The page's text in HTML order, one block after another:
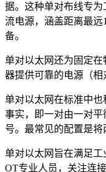
据。这种单对布线专
流电源，涵盖距离最远
备。
单对以太网还为固定
器提供可靠的电源（相
单对以太网在标准中也
事实，即一对由一对
号。最常见的配置是将
单对以太网旨在满足
OT专业人员，关注连